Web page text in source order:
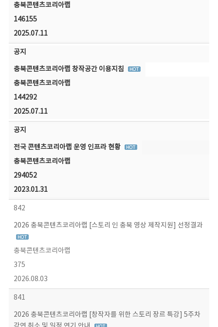
충북콘텐츠코리아랩
146155
2025.07.11
공지
충북콘텐츠코리아랩 창작공간 이용지침
충북콘텐츠코리아랩
144292
2025.07.11
공지
전국 콘텐츠코리아랩 운영 인프라 현황
충북콘텐츠코리아랩
294052
2023.01.31
842
2026 충북콘텐츠코리아랩 [스토리 인 충북 영상 제작지원] 선정결과
충북콘텐츠코리아랩
375
2026.08.03
841
2026 충북콘텐츠코리아랩 [창작자를 위한 스토리 장르 특강] 5주차